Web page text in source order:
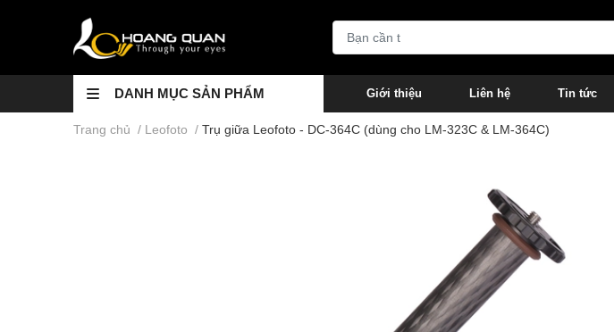
DANH MỤC SẢN PHẨM Giới thiệu Liên hệ Tin tức
Trang chủ / Leofoto / Trụ giữa Leofoto - DC-364C (dùng cho LM-323C & LM-364C)